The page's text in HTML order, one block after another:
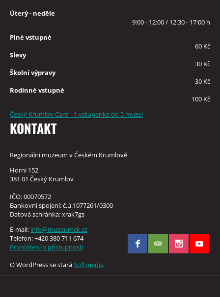
Úterý - neděle
9:00 - 12:00 / 12:30 - 17:00 h
Plné vstupné
60 Kč
Slevy
30 Kč
Školní výpravy
30 Kč
Rodinné vstupné
100 Kč
Český Krumlov Card - 1 vstupenka do 5 muzeí
KONTAKT
Regionální muzeum v Českém Krumlově
Horní 152
381 01 Český Krumlov
IČO: 00070572
Bankovní spojení: č.ú.1077261/0300
Datová schránka: xrak7gs
E-mail: info@muzeumck.cz
Telefon: +420 380 711 674
Prohlášení o přístupnosti
O WordPress se staráSoftmedia